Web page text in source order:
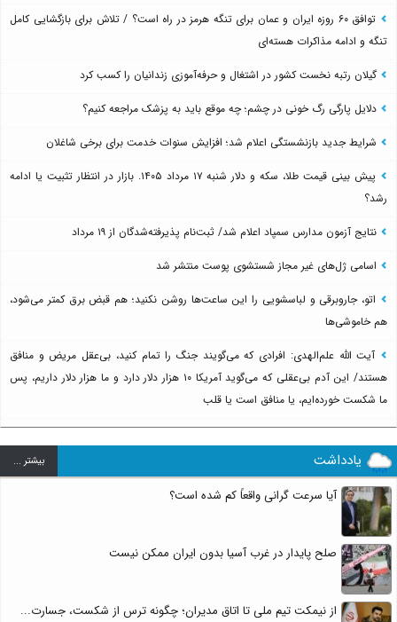
توافق ۶۰ روزه ایران و عمان برای تنگه هرمز در راه است؟ / تلاش برای بازگشایی کامل
تنگه و ادامه مذاکرات هسته‌ای
گیلان رتبه نخست کشور در اشتغال و حرفه‌آموزی زندانیان را کسب کرد
دلایل پارگی رگ خونی در چشم؛ چه موقع باید به پزشک مراجعه کنیم؟
شرایط جدید بازنشستگی اعلام شد؛ افزایش سنوات خدمت برای برخی شاغلان
پیش بینی قیمت طلا، سکه و دلار شنبه ۱۷ مرداد ۱۴۰۵. بازار در انتظار تثبیت یا ادامه
رشد؟
نتایج آزمون مدارس سمپاد اعلام شد/ ثبت‌نام پذیرفته‌شدگان از ۱۹ مرداد
اسامی ژل‌های غیر مجاز شستشوی پوست منتشر شد
اتو، جاروبرقی و لباسشویی را این ساعت‌ها روشن نکنید؛ هم قبض برق کمتر می‌شود،
هم خاموشی‌ها
آیت الله علم‌الهدی: افرادی که می‌گویند جنگ را تمام کنید، بی‌عقل مریض و منافق
هستند/ این آدم بی‌عقلی که می‌گوید آمریکا ۱۰ هزار دلار دارد و ما هزار دلار داریم، پس
ما شکست خورده‌ایم، یا منافق است یا قلب
یادداشت بيشتر ...
آیا سرعت گرانی واقعاً کم شده است؟
صلح پایدار در غرب آسیا بدون ایران ممکن نیست
از نیمکت تیم ملی تا اتاق مدیران؛ چگونه ترس از شکست، جسارت...